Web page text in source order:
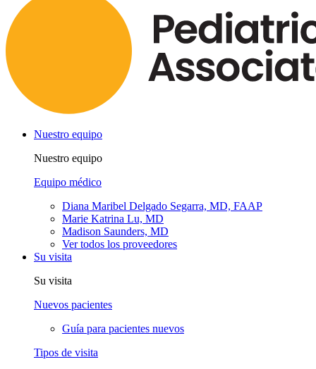
Nuestro equipo
Nuestro equipo
Equipo médico
Diana Maribel Delgado Segarra, MD, FAAP
Marie Katrina Lu, MD
Madison Saunders, MD
Ver todos los proveedores
Su visita
Su visita
Nuevos pacientes
Guía para pacientes nuevos
Tipos de visita